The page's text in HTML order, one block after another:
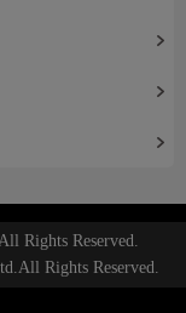
Rights Reserved.
Rights Reserved.